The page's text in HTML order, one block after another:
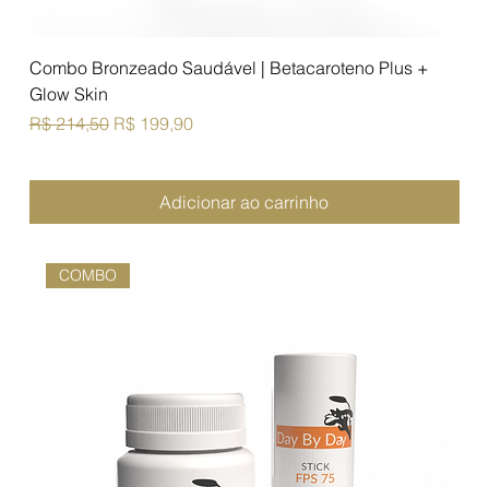
Combo Bronzeado Saudável | Betacaroteno Plus +
Glow Skin
Preço normal
R$ 214,50 Preço promocional
R$ 199,90
Adicionar ao carrinho
COMBO